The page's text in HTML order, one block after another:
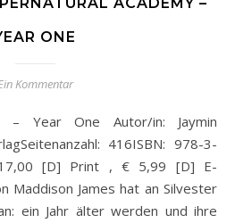
ONE
Kommentar
416ISBN: 978-3-
[D] Print , € 5,99 [D] E-
James hat an Silvester
ein Jahr älter werden und ihre